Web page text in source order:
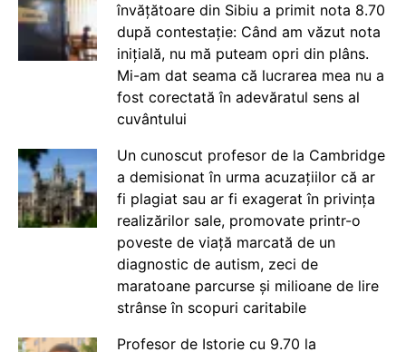
învățătoare din Sibiu a primit nota 8.70
după contestație: Când am văzut nota
inițială, nu mă puteam opri din plâns.
Mi-am dat seama că lucrarea mea nu a
fost corectată în adevăratul sens al
cuvântului
Un cunoscut profesor de la Cambridge
a demisionat în urma acuzațiilor că ar
fi plagiat sau ar fi exagerat în privința
realizărilor sale, promovate printr-o
poveste de viață marcată de un
diagnostic de autism, zeci de
maratoane parcurse și milioane de lire
strânse în scopuri caritabile
Profesor de Istorie cu 9.70 la